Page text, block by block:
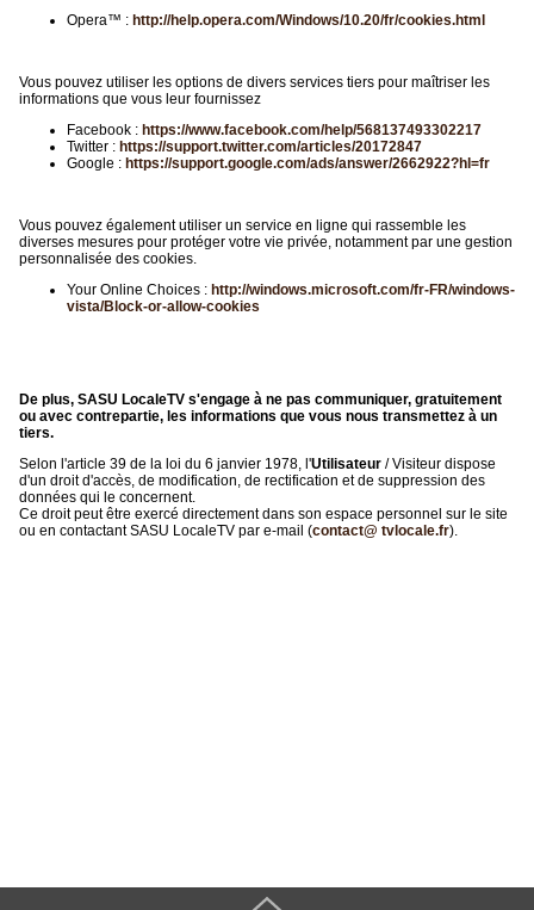
Opera™ : http://help.opera.com/Windows/10.20/fr/cookies.html
Vous pouvez utiliser les options de divers services tiers pour maîtriser les
informations que vous leur fournissez
Facebook : https://www.facebook.com/help/568137493302217
Twitter : https://support.twitter.com/articles/20172847
Google : https://support.google.com/ads/answer/2662922?hl=fr
Vous pouvez également utiliser un service en ligne qui rassemble les
diverses mesures pour protéger votre vie privée, notamment par une gestion
personnalisée des cookies.
Your Online Choices : http://windows.microsoft.com/fr-FR/windows-
vista/Block-or-allow-cookies
De plus, SASU LocaleTV s'engage à ne pas communiquer, gratuitement
ou avec contrepartie, les informations que vous nous transmettez à un
tiers.
Selon l'article 39 de la loi du 6 janvier 1978, l'Utilisateur / Visiteur dispose
d'un droit d'accès, de modification, de rectification et de suppression des
données qui le concernent.
Ce droit peut être exercé directement dans son espace personnel sur le site
ou en contactant SASU LocaleTV par e-mail (contact@ tvlocale.fr).